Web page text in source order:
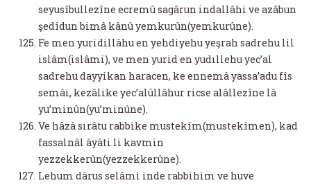
seyusîbullezîne ecremû sagârun indallâhi ve azâbun
şedîdun bimâ kânû yemkurûn(yemkurûne).
Fe men yuridillâhu en yehdiyehu yeşrah sadrehu lil
islâm(islâmi), ve men yurid en yudıllehu yec’al
sadrehu dayyikan haracen, ke ennemâ yassa’adu fîs
semâi, kezâlike yec’alûllâhur ricse alâllezîne lâ
yu’minûn(yu’minûne).
Ve hâzâ sırâtu rabbike mustekîm(mustekîmen), kad
fassalnâl âyâti li kavmin
yezzekkerûn(yezzekkerûne).
Lehum dârus selâmi inde rabbihim ve huve